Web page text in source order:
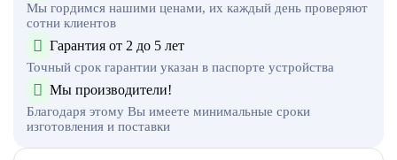
Мы гордимся нашими ценами, их каждый день проверяют
сотни клиентов
Гарантия от 2 до 5 лет
Точный срок гарантии указан в паспорте устройства
Мы производители!
Благодаря этому Вы имеете минимальные сроки
изготовления и поставки